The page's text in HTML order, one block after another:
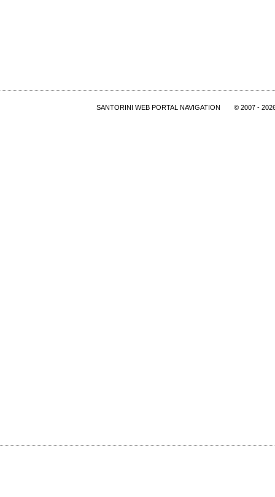
SANTORINI WEB PORTAL NAVIGATION © 2007 -